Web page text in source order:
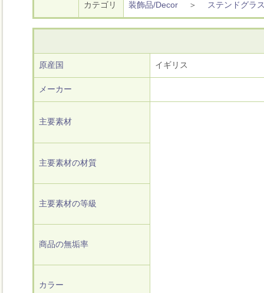
カテゴリ 装飾品/Decor ＞ ステンドグラ
原産国 イギリス
メーカー
主要素材
主要素材の材質
主要素材の等級
商品の無垢率
カラー